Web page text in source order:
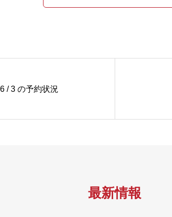
/ 3 の予約状況
最新情報